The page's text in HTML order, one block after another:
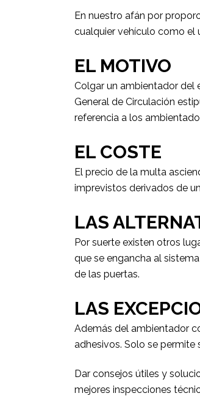
En nuestro afán por
cualquier vehículo como el
EL MOTIVO
Colgar un ambientador del
General de Circulación
referencia a los
EL COSTE
El precio de la multa
imprevistos derivados de
LAS
Por suerte existen otros
que se engancha al
de las puertas.
LAS
Además del ambientador
adhesivos. Solo se permite
Dar consejos útiles y
mejores inspecciones